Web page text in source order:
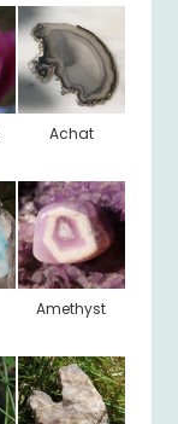
Achat
Amethyst